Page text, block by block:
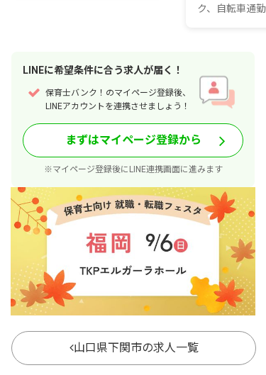
ク、自転車通勤
LINEに希望条件に合う求人が届く！
保育士バンク！のマイページ登録後、
LINEアカウントを連携させましょう！
まずはマイページ登録から
※マイページ登録後にLINE連携画面に進みます
山口県下関市の求人一覧